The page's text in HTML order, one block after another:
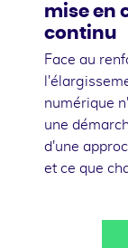
mise en
continu
Face au
numérique
une
d'une
et ce que